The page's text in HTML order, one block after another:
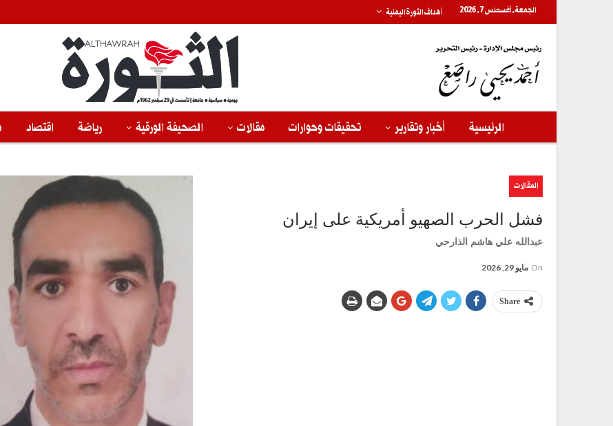
الجمعة, أغسطس 7, 2026 أهداف الثورة اليمنية
الرئيسية أخبار وتقارير تحقيقات وحوارات مقالات الصحيفة الورقية رياضة اقتصاد
المقالات
فشل الحرب الصهيو أمريكية على إيران
عبدالله علي هاشم الذارحي
On مايو 29, 2026
Share